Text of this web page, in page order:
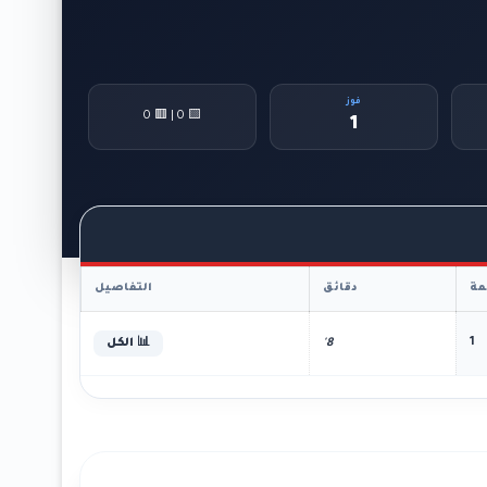
فوز
1
🟨 0 | 🟥 0
دقائق التفاصيل
1
8' 📊 الكل